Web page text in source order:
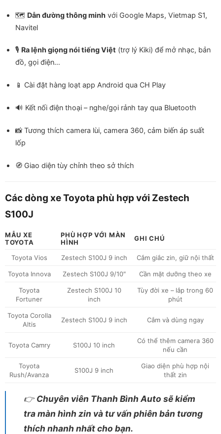
🗺️ Dẫn đường thông minhvới Google Maps, Vietmap S1,
Navitel
🎙️ Ra lệnh giọng nói tiếng Việt (trợ lý Kiki) để mở nhạc, bản
đồ, gọi điện…
📱 Cài đặt hàng loạt app Android qua CH Play
🔊 Kết nối điện thoại – nghe/gọi rảnh tay qua Bluetooth
📸 Tương thích camera lùi, camera 360, cảm biến áp suất
lốp
🧭 Giao diện tùy chỉnh theo sở thích
Các dòng xe Toyota phù hợp với Zestech
S100J
MẪU XE
TOYOTA
PHÙ HỢP VỚI MÀN
HÌNH
GHI CHÚ
Toyota Vios Zestech S100J 9 inch Cắm giắc zin, giữ nội thất
Toyota Innova Zestech S100J 9/10″ Cần mặt dưỡng theo xe
Toyota
Fortuner
Zestech S100J 10
inch
Tùy đời xe – lắp trong 60
phút
Toyota Corolla
Altis
Zestech S100J 9 inch Cắm và dùng ngay
Toyota Camry S100J 10 inch
Có thể thêm camera 360
nếu cần
Toyota
Rush/Avanza
S100J 9 inch
Giao diện phù hợp nội
thất zin
👉Chuyên viên Thanh Bình Auto sẽ kiểm
tra màn hình zin và tư vấn phiên bản tương
thích nhanh nhất cho bạn.